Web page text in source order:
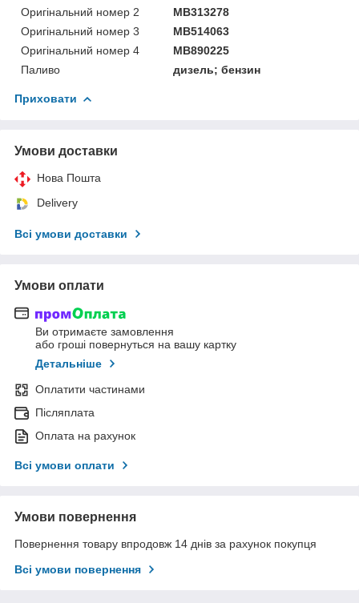
Оригінальний номер 2
MB313278
Оригінальний номер 3
MB514063
Оригінальний номер 4
MB890225
Паливо
дизель; бензин
Приховати
Умови доставки
Нова Пошта
Delivery
Всі умови доставки
Умови оплати
Ви отримаєте замовлення
або гроші повернуться на вашу картку
Детальніше
Оплатити частинами
Післяплата
Оплата на рахунок
Всі умови оплати
Умови повернення
Повернення товару впродовж 14 днів за рахунок покупця
Всі умови повернення